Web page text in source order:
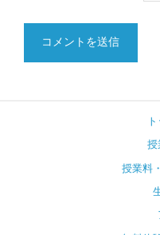
授
授業料